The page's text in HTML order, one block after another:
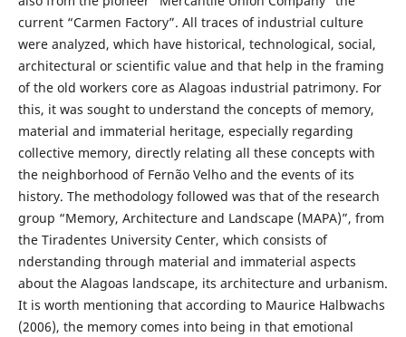
current “Carmen Factory”. All traces of industrial culture
were analyzed, which have historical, technological, social,
architectural or scientific value and that help in the framing
of the old workers core as Alagoas industrial patrimony. For
this, it was sought to understand the concepts of memory,
material and immaterial heritage, especially regarding
collective memory, directly relating all these concepts with
the neighborhood of Fernão Velho and the events of its
history. The methodology followed was that of the research
group “Memory, Architecture and Landscape (MAPA)”, from
the Tiradentes University Center, which consists of
nderstanding through material and immaterial aspects
about the Alagoas landscape, its architecture and urbanism.
It is worth mentioning that according to Maurice Halbwachs
(2006), the memory comes into being in that emotional